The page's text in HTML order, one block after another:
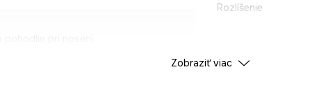
Rozlíšenie
ÚDAJE O PRODUKTE
Zobraziť viac